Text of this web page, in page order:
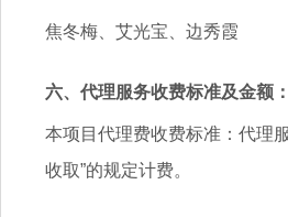
焦冬梅、艾光宝、边秀霞
六、代理服务收费标准及金额：
本项目代理费收费标准：代理
收取”的规定计费。